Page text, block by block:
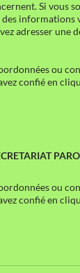
Si vous
informations
adresser une
ou
confié en
ou
confié en